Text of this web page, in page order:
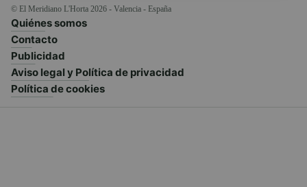
© El Meridiano L'Horta 2026 - Valencia - España
Quiénes somos
Contacto
Publicidad
Aviso legal y Política de privacidad
Política de cookies